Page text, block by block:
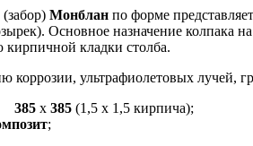
(забор) Монблан по форме
Основное назначение колпака
кладки столба.
коррозии, ультрафиолетовых лучей,
385 x 385 (1,5 x 1,5 кирпича);
;